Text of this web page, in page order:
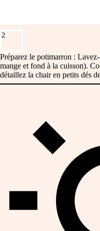
2
Préparez le potimarron :
mange et fond à la cuisson).
détaillez la chair en petits dés